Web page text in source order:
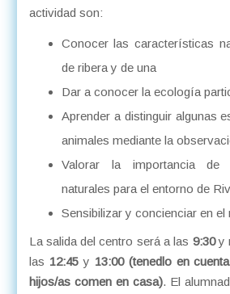
actividad son:
Conocer las características
de ribera y de una
Dar a conocer la ecología
Aprender a distinguir algunas
animales mediante la
Valorar la importancia de
naturales para el entorno de
Sensibilizar y concienciar en el
La salida del centro será a las 9:30y
las 12:45y 13:00 (tenedlo en
hijos/as comen en casa). El